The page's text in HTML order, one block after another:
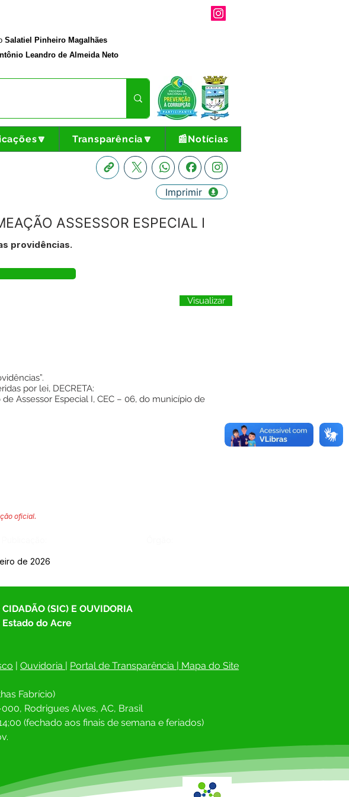
Salatiel Pinheiro Magalhães
Leandro de Almeida Neto
Transparência🔽 📰Notícias
ASSESSOR ESPECIAL I
Imprimir
providências.
Visualizar
por lei, DECRETA:
Assessor Especial I, CEC – 06, do município de
oficial.
de 2026
(SIC) E OUVIDORIA
do Acre
| Ouvidoria | Portal de Transparência | Mapa do Site
Fabrício)
Rodrigues Alves, AC, Brasil
(fechado aos finais de semana e feriados)